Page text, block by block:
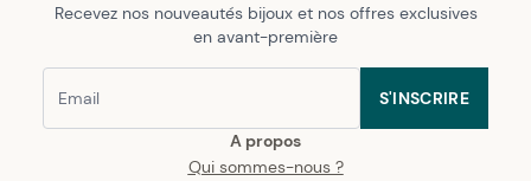
A propos
Qui sommes-nous ?
Recevez nos nouveautés bijoux et nos offres exclusives
en avant-première
S'INSCRIRE